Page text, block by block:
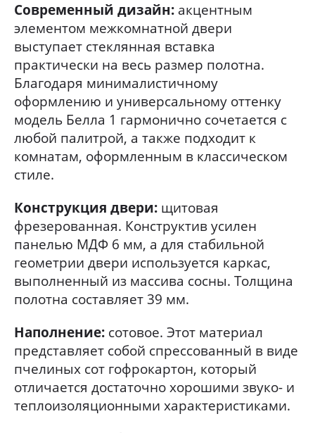
Современный дизайн: акцентным
элементом межкомнатной двери
выступает стеклянная вставка
практически на весь размер полотна.
Благодаря минималистичному
оформлению и универсальному оттенку
модель Белла 1 гармонично сочетается с
любой палитрой, а также подходит к
комнатам, оформленным в классическом
стиле.
Конструкция двери: щитовая
фрезерованная. Конструктив усилен
панелью МДФ 6 мм, а для стабильной
геометрии двери используется каркас,
выполненный из массива сосны. Толщина
полотна составляет 39 мм.
Наполнение: сотовое. Этот материал
представляет собой спрессованный в виде
пчелиных сот гофрокартон, который
отличается достаточно хорошими звуко- и
теплоизоляционными характеристиками.